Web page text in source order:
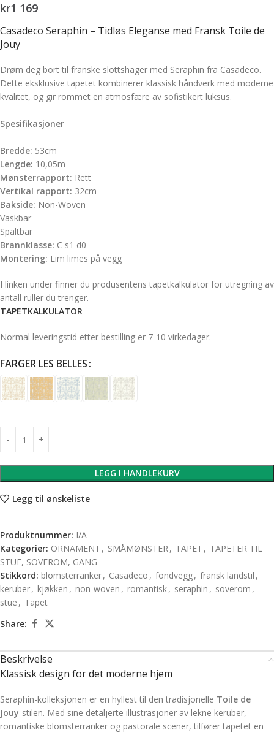
kr1 169
Casadeco Seraphin – Tidløs Eleganse med Fransk Toile de
Jouy
Drøm deg bort til franske slottshager med Seraphin fra Casadeco.
Dette eksklusive tapetet kombinerer klassisk håndverk med moderne
kvalitet, og gir rommet en atmosfære av sofistikert luksus.
Spesifikasjoner
Bredde: 53cm
Lengde: 10,05m
Mønsterrapport: Rett
Vertikal rapport: 32cm
Bakside: Non-Woven
Vaskbar
Spaltbar
Brannklasse: C s1 d0
Montering: Lim limes på vegg
I linken under finner du produsentens tapetkalkulator for utregning av
antall ruller du trenger.
TAPETKALKULATOR
Normal leveringstid etter bestilling er 7-10 virkedager.
FARGER LES BELLES
LEGG I HANDLEKURV
Legg til ønskeliste
Produktnummer: I/A
Kategorier: ORNAMENT , SMÅMØNSTER, TAPET , TAPETER TIL
STUE, SOVEROM, GANG
Stikkord: blomsterranker, Casadeco , fondvegg, fransk landstil ,
keruber, kjøkken , non-woven , romantisk, seraphin , soverom ,
stue , Tapet
Share:
Beskrivelse
Klassisk design for det moderne hjem
Seraphin-kolleksjonen er en hyllest til den tradisjonelle Toile de
Jouy-stilen. Med sine detaljerte illustrasjoner av lekne keruber,
romantiske blomsterranker og pastorale scener, tilfører tapetet en